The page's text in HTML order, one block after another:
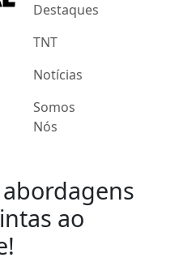
Destaques
TNT
Notícias
Somos
Nós
ao